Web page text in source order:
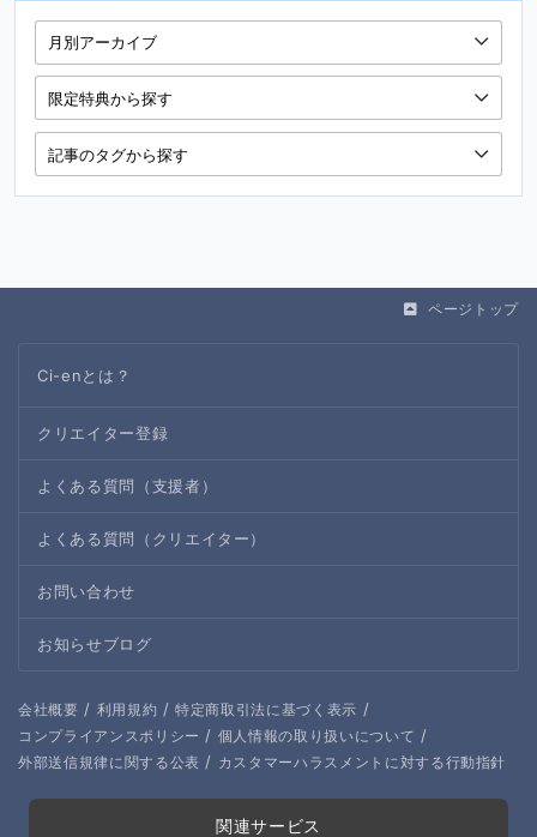
ページトップ
Ci-enとは？
クリエイター登録
よくある質問（支援者）
よくある質問（クリエイター）
お問い合わせ
お知らせブログ
会社概要 / 利用規約 / 特定商取引法に基づく表示 /
コンプライアンスポリシー / 個人情報の取り扱いについて /
外部送信規律に関する公表 / カスタマーハラスメントに対する行動指針
関連サービス